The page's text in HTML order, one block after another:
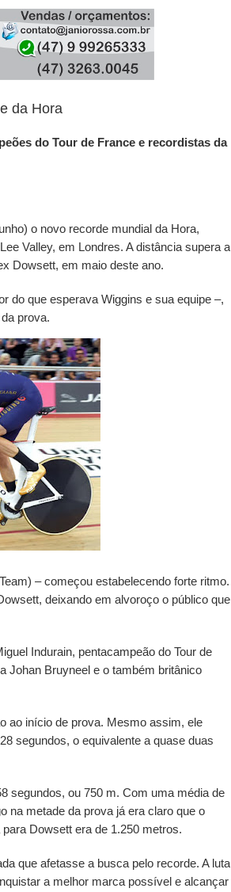
08, 2020
JANUARY 31, 2024
da Hora
do Tour de France e recordistas da
o novo recorde mundial da Hora,
Valley, em Londres. A distância supera a
Dowsett, em maio deste ano.
do que esperava Wiggins e sua equipe –,
prova.
– começou estabelecendo forte ritmo.
deixando em alvoroço o público que
Indurain, pentacampeão do Tour de
Johan Bruyneel e o também britânico
ao início de prova. Mesmo assim, ele
segundos, o equivalente a quase duas
segundos, ou 750 m. Com uma média de
na metade da prova já era claro que o
Dowsett era de 1.250 metros.
que afetasse a busca pelo recorde. A luta
a melhor marca possível e alcançar